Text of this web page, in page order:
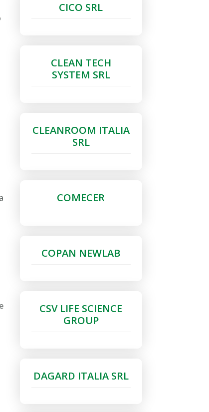
CICO SRL
CLEAN TECH
SYSTEM SRL
CLEANROOM ITALIA
SRL
COMECER
COPAN NEWLAB
CSV LIFE SCIENCE
GROUP
DAGARD ITALIA SRL